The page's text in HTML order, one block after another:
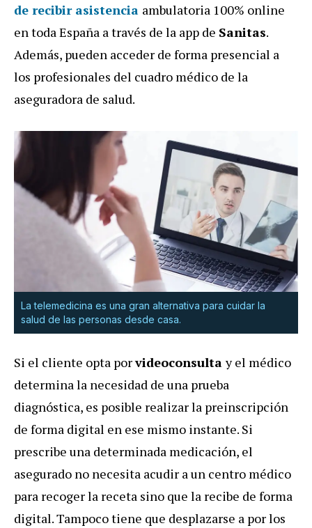
de recibir asistencia ambulatoria 100% online
en toda España a través de la app de Sanitas.
Además, pueden acceder de forma presencial a
los profesionales del cuadro médico de la
aseguradora de salud.
La telemedicina es una gran alternativa para cuidar la
salud de las personas desde casa.
Si el cliente opta porvideoconsultay el médico
determina la necesidad de una prueba
diagnóstica, es posible realizar la preinscripción
de forma digital en ese mismo instante. Si
prescribe una determinada medicación, el
asegurado no necesita acudir a un centro médico
para recoger la receta sino que la recibe de forma
digital. Tampoco tiene que desplazarse a por los